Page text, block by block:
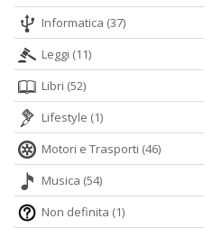
Informatica (37)
Leggi (11)
Libri (52)
Lifestyle (1)
Motori e Trasporti (46)
Musica (54)
Non definita (1)